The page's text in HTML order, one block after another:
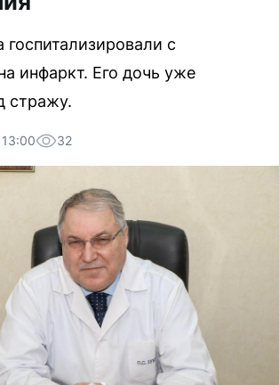
госпитализировали с
инфаркт. Его дочь уже
стражу.
32